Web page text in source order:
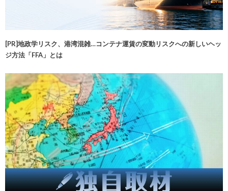
[PR]地政学リスク、港湾混雑…コンテナ運賃の変動リスクへの新しいヘッ
ジ方法「FFA」とは